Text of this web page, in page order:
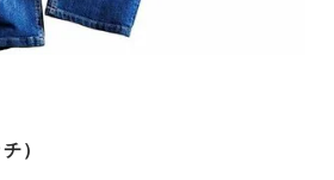
）